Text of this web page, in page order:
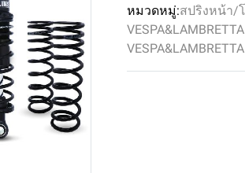
หมวดหมู่:สปริงหน้า/